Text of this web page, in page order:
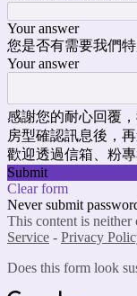
Your answer
您是否有需要我們
Your answer
感謝您的耐心回覆
房型確認訊息後，
歡迎透過信箱、粉
Submit
Clear form
Never submit
This content is neither
Service - Privacy
Does this form look